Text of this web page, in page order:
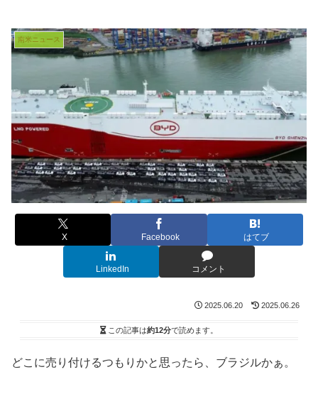
南米ニュース
X Facebook はてブ
LinkedIn コメント
2025.06.20 2025.06.26
この記事は約12分で読めます。
どこに売り付けるつもりかと思ったら、ブラジルかぁ。